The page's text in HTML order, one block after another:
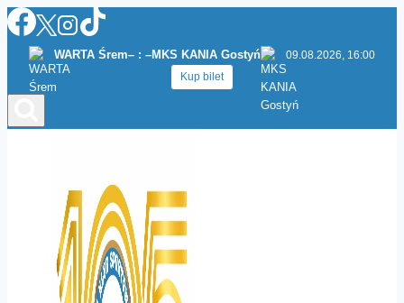
Przejdź
do
treści
WARTA Śrem– : –MKS KANIA Gostyń
09.08.2026, 16:00
Kup bilet